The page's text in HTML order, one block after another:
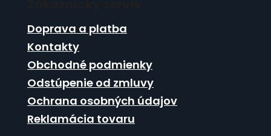
k
y
v
ý
i
Doprava a platba
Kontakty
Obchodné podmienky
Odstúpenie od zmluvy
Ochrana osobných údajov
Reklamácia tovaru